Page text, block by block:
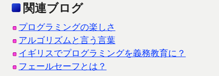
関連ブログ
プログラミングの楽しさ
アルゴリズムと言う言葉
イギリスでプログラミングを義務教育に？
フェールセーフとは？